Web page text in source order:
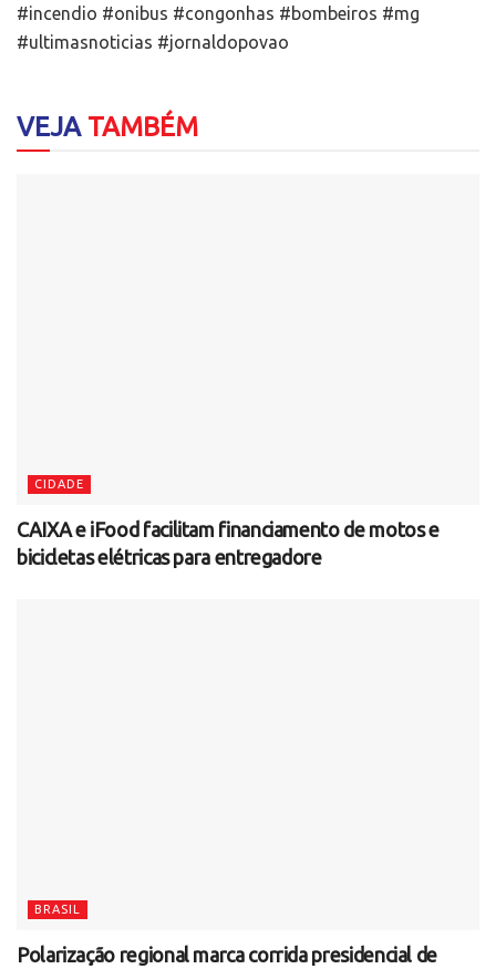
#incendio #onibus #congonhas #bombeiros #mg
#ultimasnoticias #jornaldopovao
VEJATAMBÉM
CIDADE
CAIXA e iFood facilitam financiamento de motos e
bicicletas elétricas para entregadore
BRASIL
Polarização regional marca corrida presidencial de